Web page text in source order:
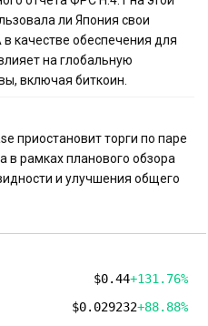
ли Япония свои
качестве обеспечения для
на глобальную
включая биткоин.
приостановит торги по паре
в рамках планового обзора
и улучшения общего
$0.44+131.76%
$0.029232+88.88%